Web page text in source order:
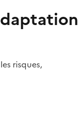
risques,